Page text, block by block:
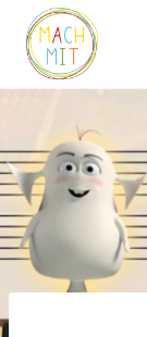
Zum
Inhalt
springen